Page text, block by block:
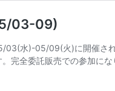
03-09)
03(水)-05/09(火)に開催され
。完全委託販売での参加に